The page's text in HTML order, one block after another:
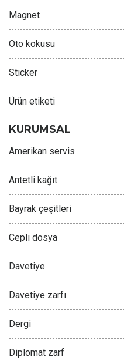
Magnet
Oto kokusu
Sticker
Ürün etiketi
KURUMSAL
Amerikan servis
Antetli kağıt
Bayrak çeşitleri
Cepli dosya
Davetiye
Davetiye zarfı
Dergi
Diplomat zarf